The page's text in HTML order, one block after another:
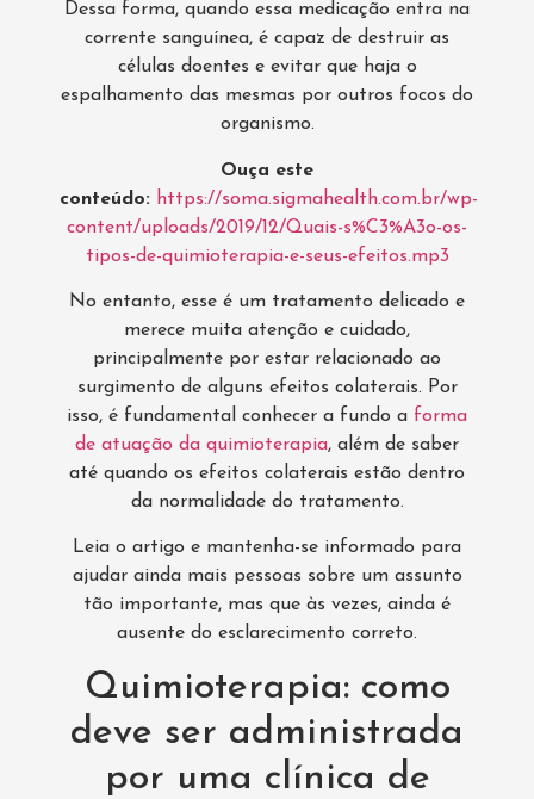
Dessa forma, quando essa medicação entra na
corrente sanguínea, é capaz de destruir as
células doentes e evitar que haja o
espalhamento das mesmas por outros focos do
organismo.
Ouça este
conteúdo: https://soma.sigmahealth.com.br/wp-
content/uploads/2019/12/Quais-s%C3%A3o-os-
tipos-de-quimioterapia-e-seus-efeitos.mp3
No entanto, esse é um tratamento delicado e
merece muita atenção e cuidado,
principalmente por estar relacionado ao
surgimento de alguns efeitos colaterais. Por
isso, é fundamental conhecer a fundo a forma
de atuação da quimioterapia, além de saber
até quando os efeitos colaterais estão dentro
da normalidade do tratamento.
Leia o artigo e mantenha-se informado para
ajudar ainda mais pessoas sobre um assunto
tão importante, mas que às vezes, ainda é
ausente do esclarecimento correto.
Quimioterapia: como
deve ser administrada
por uma clínica de